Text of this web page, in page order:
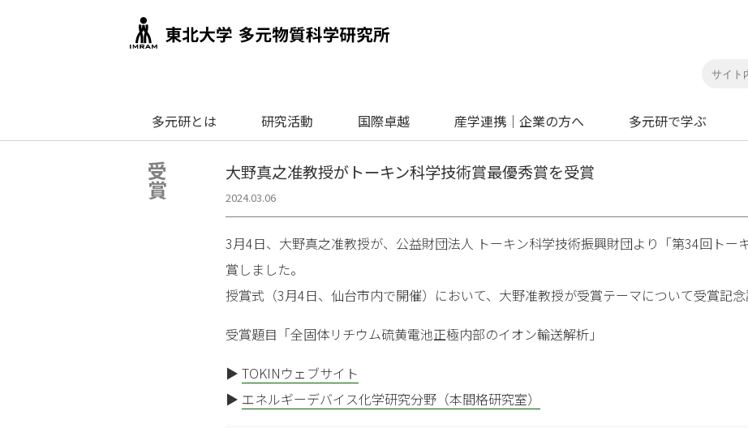
多元研とは 研究活動 国際卓越 産学連携｜企業の方へ 多元研で学ぶ
受賞 大野真之准教授がトーキン科学技術賞最優秀賞を受賞
2024.03.06
3月4日、大野真之准教授が、公益財団法人 トーキン科学技術振興財団より「第34回トー
賞しました。
授賞式（3月4日、仙台市内で開催）において、大野准教授が受賞テーマについて受賞記念
受賞題目「全固体リチウム硫黄電池正極内部のイオン輸送解析」
▶ TOKINウェブサイト
▶ エネルギーデバイス化学研究分野（本間格研究室）